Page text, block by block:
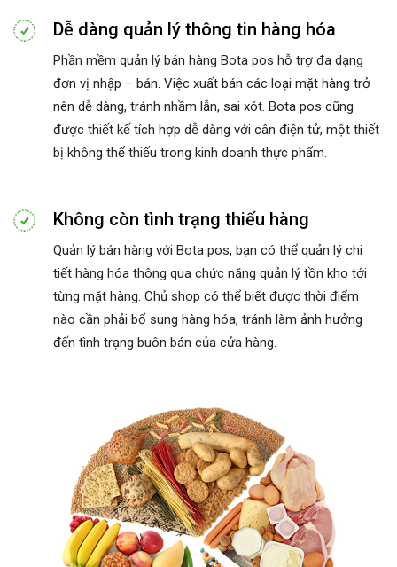
Dễ dàng quản lý thông tin hàng hóa
Phần mềm quản lý bán hàng Bota pos hỗ trợ đa dạng
đơn vị nhập – bán. Việc xuất bán các loại mặt hàng trở
nên dễ dàng, tránh nhầm lẫn, sai xót. Bota pos cũng
được thiết kế tích hợp dễ dàng với cân điện tử, một thiết
bị không thể thiếu trong kinh doanh thực phẩm.
Không còn tình trạng thiếu hàng
Quản lý bán hàng với Bota pos, bạn có thể quản lý chi
tiết hàng hóa thông qua chức năng quản lý tồn kho tới
từng mặt hàng. Chủ shop có thể biết được thời điểm
nào cần phải bổ sung hàng hóa, tránh làm ảnh hưởng
đến tình trạng buôn bán của cửa hàng.